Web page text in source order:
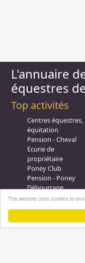
This website uses cookies to
L'annuaire
équestres
Top activités
Centres équestres,
équitation
Pension - Cheval
Ecurie de
propriétaire
Poney Club
Pension - Poney
Débourrage
Elevage
Plus d'infos
Professionnel